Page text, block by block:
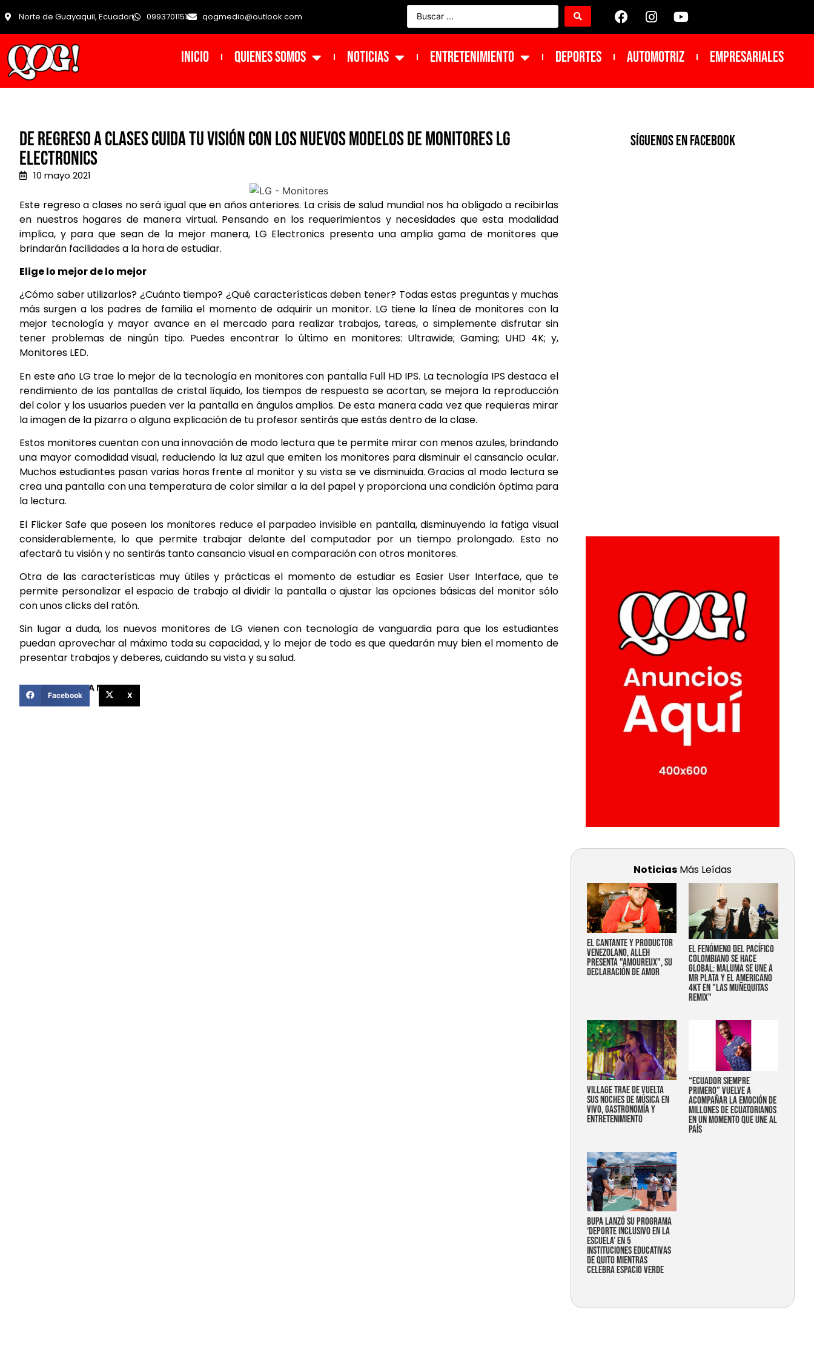
Norte de Guayaquil, Ecuador 0993701151 qogmedio@outlook.com
INICIO Quienes Somos NOTICIAS ENTRETENIMIENTO DEPORTES Automotriz Empresariales
De regreso a clases cuida tu visión con los nuevos modelos de monitores LG
Electronics
10 mayo 2021
Este regreso a clases no será igual que en años anteriores. La crisis de salud mundial nos ha obligado a recibirlas
en nuestros hogares de manera virtual. Pensando en los requerimientos y necesidades que esta modalidad
implica, y para que sean de la mejor manera, LG Electronics presenta una amplia gama de monitores que
brindarán facilidades a la hora de estudiar.
Elige lo mejor de lo mejor
¿Cómo saber utilizarlos? ¿Cuánto tiempo? ¿Qué características deben tener? Todas estas preguntas y muchas
más surgen a los padres de familia el momento de adquirir un monitor. LG tiene la línea de monitores con la
mejor tecnología y mayor avance en el mercado para realizar trabajos, tareas, o simplemente disfrutar sin
tener problemas de ningún tipo. Puedes encontrar lo último en monitores: Ultrawide; Gaming; UHD 4K; y,
Monitores LED.
En este año LG trae lo mejor de la tecnología en monitores con pantalla Full HD IPS. La tecnología IPS destaca el
rendimiento de las pantallas de cristal líquido, los tiempos de respuesta se acortan, se mejora la reproducción
del color y los usuarios pueden ver la pantalla en ángulos amplios. De esta manera cada vez que requieras mirar
la imagen de la pizarra o alguna explicación de tu profesor sentirás que estás dentro de la clase.
Estos monitores cuentan con una innovación de modo lectura que te permite mirar con menos azules, brindando
una mayor comodidad visual, reduciendo la luz azul que emiten los monitores para disminuir el cansancio ocular.
Muchos estudiantes pasan varias horas frente al monitor y su vista se ve disminuida. Gracias al modo lectura se
crea una pantalla con una temperatura de color similar a la del papel y proporciona una condición óptima para
la lectura.
El Flicker Safe que poseen los monitores reduce el parpadeo invisible en pantalla, disminuyendo la fatiga visual
considerablemente, lo que permite trabajar delante del computador por un tiempo prolongado. Esto no
afectará tu visión y no sentirás tanto cansancio visual en comparación con otros monitores.
Otra de las características muy útiles y prácticas el momento de estudiar es Easier User Interface, que te
permite personalizar el espacio de trabajo al dividir la pantalla o ajustar las opciones básicas del monitor sólo
con unos clicks del ratón.
Sin lugar a duda, los nuevos monitores de LG vienen con tecnología de vanguardia para que los estudiantes
puedan aprovechar al máximo toda su capacidad, y lo mejor de todo es que quedarán muy bien el momento de
presentar trabajos y deberes, cuidando su vista y su salud.
COMPARTIR ESTA NOTICIA
Facebook X
SíGUENOS EN FACEBOOK
Noticias Más Leídas
EL CANTANTE Y PRODUCTOR
VENEZOLANO, ALLEH
PRESENTA "AMOUREUX", SU
DECLARACIÓN DE AMOR
EL FENÓMENO DEL PACÍFICO
COLOMBIANO SE HACE
GLOBAL: MALUMA SE UNE A
MR PLATA Y EL AMERICANO
4KT EN "LAS MUÑEQUITAS
REMIX"
Village trae de vuelta
sus noches de música en
vivo, gastronomía y
entretenimiento
“Ecuador siempre
primero” vuelve a
acompañar la emoción de
millones de ecuatorianos
en un momento que une al
país
Bupa lanzó su programa
‘Deporte Inclusivo en la
Escuela’ en 5
instituciones educativas
de Quito mientras
celebra espacio verde